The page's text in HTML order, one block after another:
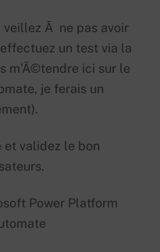
Ã ne pas avoir
un test via la
m’Ã©tendre ici sur le
je ferais un
validez le bon